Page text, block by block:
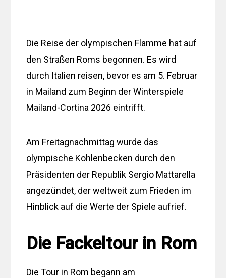
Die Reise der olympischen Flamme hat auf
den Straßen Roms begonnen. Es wird
durch Italien reisen, bevor es am 5. Februar
in Mailand zum Beginn der Winterspiele
Mailand-Cortina 2026 eintrifft.
Am Freitagnachmittag wurde das
olympische Kohlenbecken durch den
Präsidenten der Republik Sergio Mattarella
angezündet, der weltweit zum Frieden im
Hinblick auf die Werte der Spiele aufrief.
Die Fackeltour in Rom
Die Tour in Rom begann am